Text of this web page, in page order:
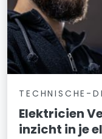
TECHNISCHE-
Elektricien
inzicht in je